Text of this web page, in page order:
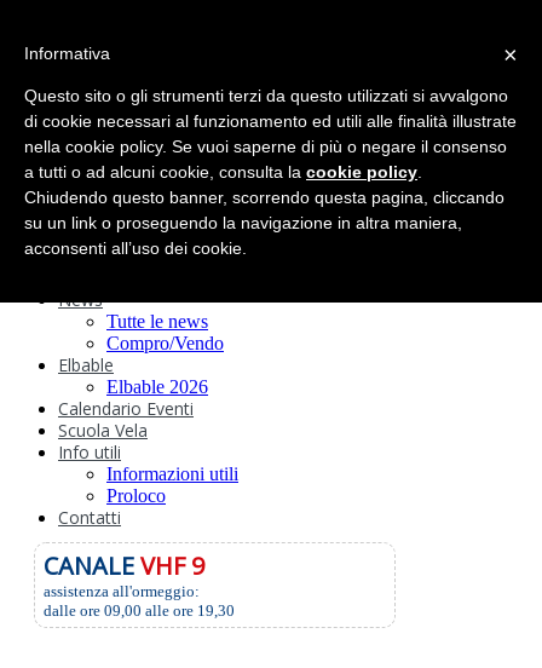
Circolo
Statuto e
Regolamenti
Storia
Ormeggi
Sede e Servizi
Attività
Safeguarding
News
Tutte le news
Compro/Vendo
Elbable
Elbable 2026
Calendario Eventi
Scuola Vela
Info utili
Informazioni utili
Proloco
Contatti
CANALEVHF 9
assistenza all'ormeggio:
dalle ore 09,00 alle ore 19,30
×
Informativa
Questo sito o gli strumenti terzi da questo utilizzati si avvalgono
di cookie necessari al funzionamento ed utili alle finalità illustrate
nella cookie policy. Se vuoi saperne di più o negare il consenso
a tutti o ad alcuni cookie, consulta la cookie policy
Chiudendo questo banner, scorrendo questa pagina, cliccando
su un link o proseguendo la navigazione in altra maniera,
acconsenti all’uso dei cookie.